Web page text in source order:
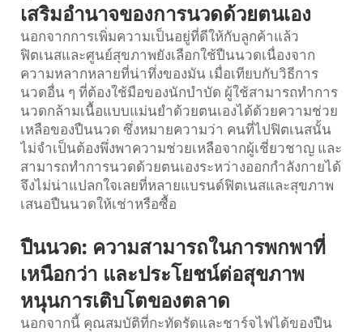
เสริมอำนาจของการนวดด้วยตนเอง
นอกจากการเพิ่มความเป็นอยู่ที่ดีให้กับลูกค้าแล้ว
ฟิตเนสและศูนย์สุขภาพยังเลือกใช้ปืนนวดเนื่องจาก
ความหลากหลายที่น่าทึ่งของมัน เมื่อเทียบกับวิธีการ
นวดอื่น ๆ ที่ต้องใช้มือของนักบำบัด ผู้ใช้สามารถทำการ
นวดกล้ามเนื้อแบบแม่นยำด้วยตนเองได้ด้วยความช่วย
เหลือของปืนนวด ซึ่งหมายความว่า คนที่ไปฟิตเนสนั้น
ไม่จำเป็นต้องพึ่งพาความช่วยเหลือจากผู้เชี่ยวชาญ และ
สามารถทำการนวดด้วยตนเองระหว่างออกกำลังกายได้
จึงไม่น่าแปลกใจเลยที่หลายแบรนด์ฟิตเนสและสุขภาพ
เสนอปืนนวดให้เช่าหรือซื้อ
ปืนนวด: ความสามารถในการพกพาที่
เหนือกว่า และประโยชน์ต่อสุขภาพ
หนุนการเติบโตของตลาด
นอกจากนี้ คุณสมบัติที่กะทัดรัดและชาร์จไฟได้ของปืน